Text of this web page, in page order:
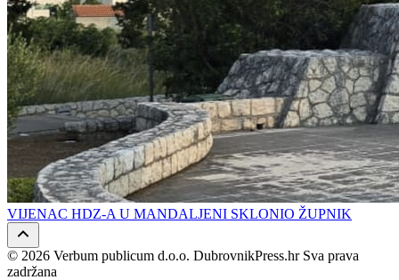
VIJENAC HDZ-A U MANDALJENI SKLONIO ŽUPNIK
© 2026 Verbum publicum d.o.o. DubrovnikPress.hr Sva prava
zadržana